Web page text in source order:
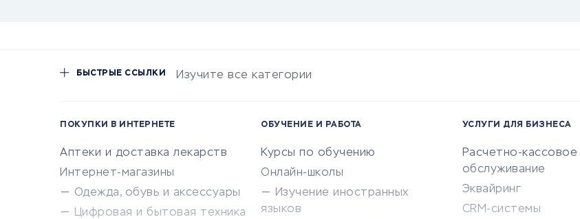
БЫСТРЫЕ ССЫЛКИ Изучите все категории
ПОКУПКИ В ИНТЕРНЕТЕ
Аптеки и доставка лекарств
Интернет-магазины
Одежда, обувь и аксессуары
Цифровая и бытовая техника
ОБУЧЕНИЕ И РАБОТА
Курсы по обучению
Онлайн-школы
Изучение иностранных
языков
УСЛУГИ ДЛЯ БИЗНЕСА
Расчетно-кассовое
обслуживание
Эквайринг
CRM-системы